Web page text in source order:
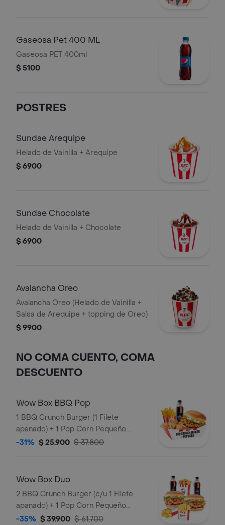
Gaseosa Pet 400 ML
Gaseosa PET 400ml
$ 5100
POSTRES
Sundae Arequipe
Helado de Vainilla + Arequipe
$ 6900
Sundae Chocolate
Helado de Vainilla + Chocolate
$ 6900
Avalancha Oreo
Avalancha Oreo (Helado de Vainilla +
Salsa de Arequipe + topping de Oreo)
$ 9900
NO COMA CUENTO, COMA
DESCUENTO
Wow Box BBQ Pop
1 BBQ Crunch Burger (1 Filete
apanado) + 1 Pop Corn Pequeño
(Trocitos de pechuga pollo apanados)
-31% $ 25.900 $ 37.800
Wow Box Duo
2 BBQ Crunch Burger (c/u 1 Filete
apanado) + 1 Pop Corn Pequeño
(Trocitos de pechuga apanados) + 2
-35% $ 39.900 $ 61.700